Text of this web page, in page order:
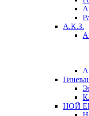
А.К.З.
НОЙ